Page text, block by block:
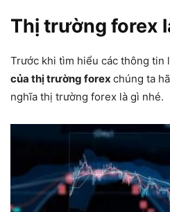
Thị trường forex
Trước khi tìm hiểu các thông tin
của thị trường forex chúng ta
nghĩa thị trường forex là gì nhé.